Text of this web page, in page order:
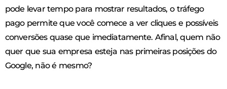
pode levar tempo para mostrar resultados, o tráfego
pago permite que você comece a ver cliques e possíveis
conversões quase que imediatamente. Afinal, quem não
quer que sua empresa esteja nas primeiras posições do
Google, não é mesmo?